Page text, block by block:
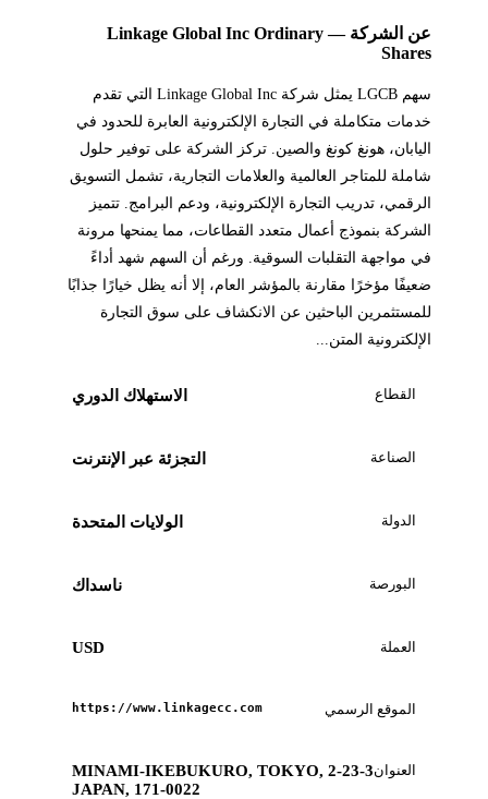
عن الشركة — Linkage Global Inc Ordinary
Shares
سهم LGCB يمثل شركة Linkage Global Inc التي تقدم
خدمات متكاملة في التجارة الإلكترونية العابرة للحدود في
اليابان، هونغ كونغ والصين. تركز الشركة على توفير حلول
شاملة للمتاجر العالمية والعلامات التجارية، تشمل التسويق
الرقمي، تدريب التجارة الإلكترونية، ودعم البرامج. تتميز
الشركة بنموذج أعمال متعدد القطاعات، مما يمنحها مرونة
في مواجهة التقلبات السوقية. ورغم أن السهم شهد أداءً
ضعيفًا مؤخرًا مقارنة بالمؤشر العام، إلا أنه يظل خيارًا جذابًا
للمستثمرين الباحثين عن الانكشاف على سوق التجارة
الإلكترونية المتن...
القطاع الاستهلاك الدوري
الصناعة التجزئة عبر الإنترنت
الدولة الولايات المتحدة
البورصة ناسداك
العملة USD
الموقع الرسمي https://www.linkagecc.com
العنوان
2-23-3 MINAMI-IKEBUKURO, TOKYO,
JAPAN, 171-0022